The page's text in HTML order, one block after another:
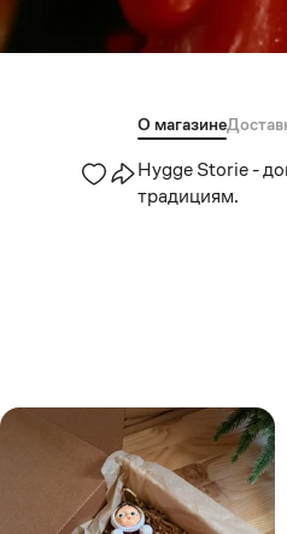
О магазине
Hygge Storie -
традициям.